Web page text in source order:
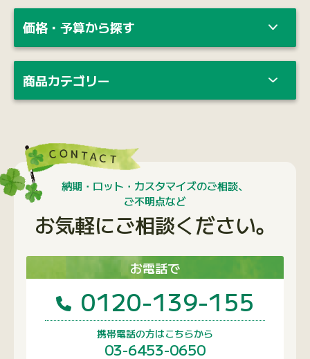
納期・ロット・カスタマイズのご相談、
ご不明点など
お気軽にご相談ください。
携帯電話の方はこちらから
03-6453-0650
受付時間：月〜金 9：00〜18：00
メールで
問い合わせフォームへ
1営業日以内に回答いたします